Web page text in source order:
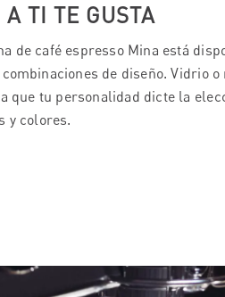
A TI TE GUSTA
de café espresso Mina está
de diseño. Vidrio o
que tu personalidad dicte la
y colores.